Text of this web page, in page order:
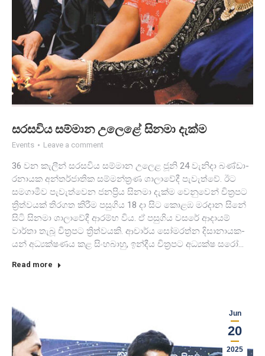
සර­ස­විය සම්මාන උලෙළේ සිනමා දැක්ම
Events Leave a comment
36 වන කැලීන් සර­ස­විය සම්මාන උලෙළ ජූනි 24 වැනිදා බණ්ඩා­
ර­නා­යක අන්ත­ර්ජා­තික සම්ම­න්ත්‍රණ ශාලා­වේදී පැවැත්වේ. ඊට
සම­ගා­මීව පැවැ­ත්වෙන ජන­ප්‍රිය සිනමා දැක්ම වෙනු­වෙන් චිත්‍ර­පට
ත්‍රිත්ව­යක් තිර­ගත කිරීම පසු­ගිය 18 දා සිට කොළඹ මර­දාන සිනේ
සිටි සිනමා ශාලා­වේදී ආරම්භ විය. ඒ පසු­ගිය වසරේ ආදා­යම්
වාර්තා තැබූ චිත්‍ර­පට ත්‍රිත්ව­යකි. ආචාර්ය සෝම­රත්න දිසා­නා­ය­ක­
යන් අධ්‍ය­ක්ෂ­ණය කළ සිංහ­බාහු, ඉන්දීය චිත්‍ර­පට අධ්‍යක්ෂ සරෝ…
Read more
Jun
20
2025